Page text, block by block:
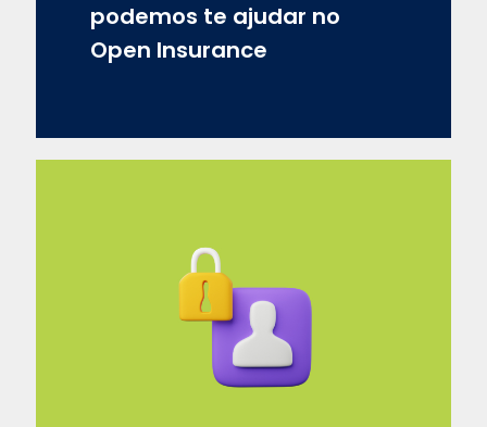
podemos te ajudar no
Open Insurance